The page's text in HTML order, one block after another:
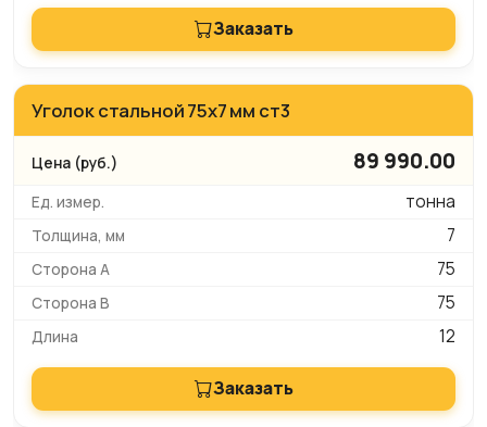
Заказать
Уголок стальной 75х7 мм ст3
89 990.00
тонна
7
75
75
12
Заказать